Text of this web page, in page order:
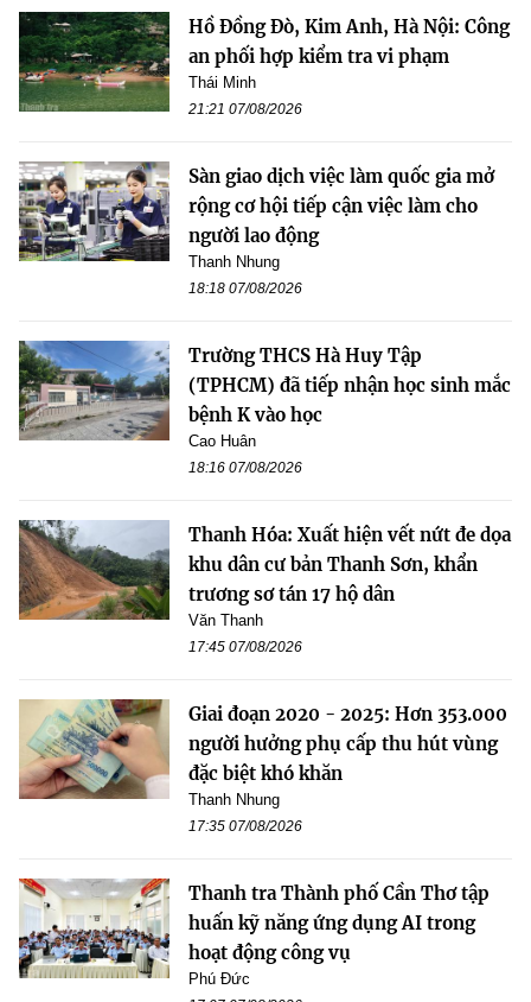
Hồ Đồng Đò, Kim Anh, Hà Nội: Công
an phối hợp kiểm tra vi phạm
Thái Minh
21:21 07/08/2026
Sàn giao dịch việc làm quốc gia mở
rộng cơ hội tiếp cận việc làm cho
người lao động
Thanh Nhung
18:18 07/08/2026
Trường THCS Hà Huy Tập
(TPHCM) đã tiếp nhận học sinh mắc
bệnh K vào học
Cao Huân
18:16 07/08/2026
Thanh Hóa: Xuất hiện vết nứt đe dọa
khu dân cư bản Thanh Sơn, khẩn
trương sơ tán 17 hộ dân
Văn Thanh
17:45 07/08/2026
Giai đoạn 2020 - 2025: Hơn 353.000
người hưởng phụ cấp thu hút vùng
đặc biệt khó khăn
Thanh Nhung
17:35 07/08/2026
Thanh tra Thành phố Cần Thơ tập
huấn kỹ năng ứng dụng AI trong
hoạt động công vụ
Phú Đức